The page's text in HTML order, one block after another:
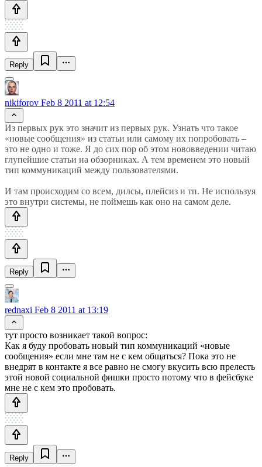
Reply
nikiforov Feb 8 2011 at 12:54
Из первых рук это значит из первых рук. Узнать что такое
«новые сообщения» из статьи или самому их попробовать –
это не одно и тоже. Я до сих пор об этом нововведении читаю
глупейшие статьи на обзорниках. А тем временем это новый
тип коммуникаций между пользователями.
И там происходим со всем, дилсы, плейсиз и тп. Не используя
это внутри системы, не поймешь как оно на самом деле.
Reply
rednaxi Feb 8 2011 at 13:19
тут просто возникает такой вопрос:
Как я буду пробовать новый тип коммуникаций «новые
сообщения» если мне там не с кем общаться? Пока это не
внедрят в контакте я все равно не смогу вкусить всю прелесть
этой новой социальной фишки просто потому что в фейсбуке
мне не с кем это пробовать.
Reply